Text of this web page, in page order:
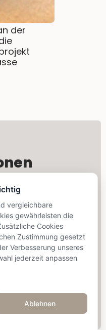
der
vergleichbare
gewährleisten die
Cookies
Zustimmung gesetzt
Verbesserung unseres
jederzeit anpassen
Ablehnen